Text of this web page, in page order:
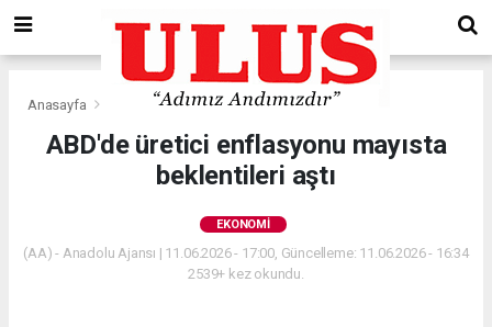
Anasayfa Ekonomi
ABD'de üretici enflasyonu mayısta
beklentileri aştı
EKONOMI
(AA) - Anadolu Ajansı | 11.06.2026 - 17:00, Güncelleme: 11.06.2026 - 16:34
2539+ kez okundu.